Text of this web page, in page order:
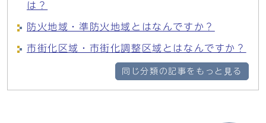
は？
防火地域・準防火地域とはなんですか？
市街化区域・市街化調整区域とはなんですか？
同じ分類の記事をもっと見る